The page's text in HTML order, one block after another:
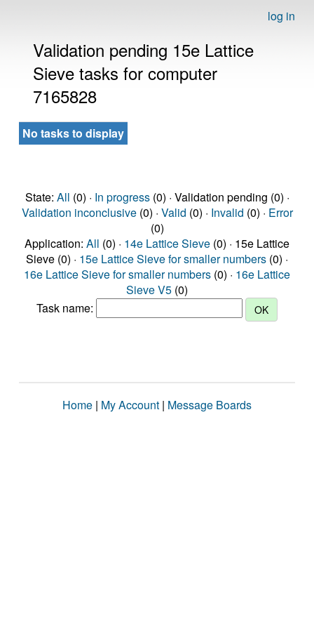
log in
Validation pending 15e Lattice
Sieve tasks for computer
7165828
No tasks to display
State: All (0) · In progress(0) · Validation pending (0) ·
Validation inconclusive(0) · Valid (0) · Invalid (0) · Error
(0)
Application: All (0) · 14e Lattice Sieve (0) · 15e Lattice
Sieve (0) · 15e Lattice Sieve for smaller numbers (0) ·
16e Lattice Sieve for smaller numbers (0) · 16e Lattice
Sieve V5 (0)
Task name:
Home | My Account | Message Boards